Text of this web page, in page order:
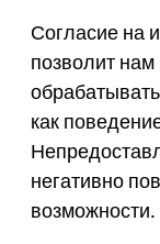
Согласие на
позволит
как
негативно
возможности.